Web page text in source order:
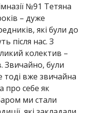
№91 Тетяна
– дуже
які були до
після нас. З
колектив –
Звичайно, були
тоді вже звичайна
про себе як
ми стали